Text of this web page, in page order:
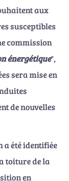
aux
susceptibles
commission
énergétique",
sera mise en
de nouvelles
a été identifiée
toiture de la
en